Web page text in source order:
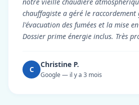
chauffagiste a géré le raccordement
l'évacuation des fumées et la mise
Dossier prime énergie inclus. Très
C
Christine P.
Google — il y a 3 mois